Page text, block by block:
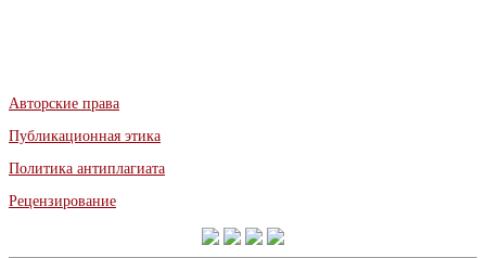
Авторские права
Публикационная этика
Политика антиплагиата
Рецензирование